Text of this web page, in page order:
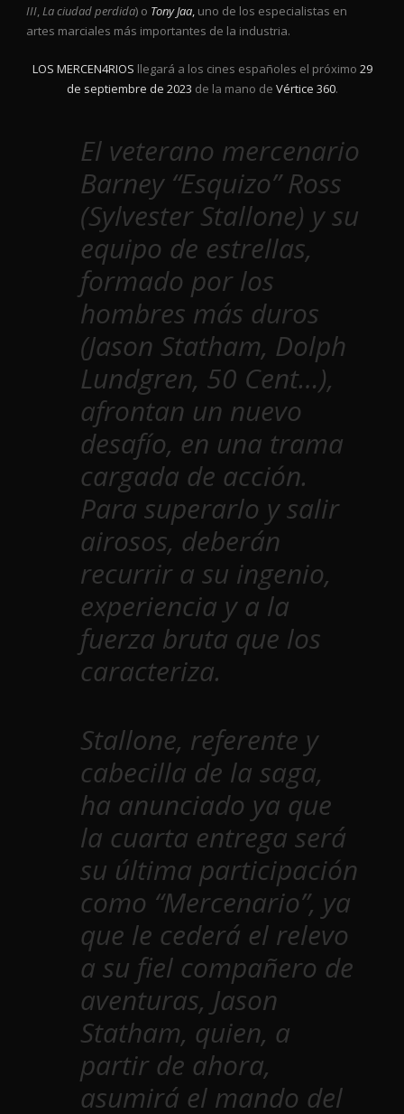
III,La ciudad perdida) o Tony Jaa, uno de los especialistas en
artes marciales más importantes de la industria.
LOS MERCEN4RIOS llegará a los cines españoles el próximo 29
de septiembre de 2023 de la mano de Vértice 360.
El veterano mercenario
Barney “Esquizo” Ross
(Sylvester Stallone) y su
equipo de estrellas,
formado por los
hombres más duros
(Jason Statham, Dolph
Lundgren, 50 Cent…),
afrontan un nuevo
desafío, en una trama
cargada de acción.
Para superarlo y salir
airosos, deberán
recurrir a su ingenio,
experiencia y a la
fuerza bruta que los
caracteriza.
Stallone, referente y
cabecilla de la saga,
ha anunciado ya que
la cuarta entrega será
su última participación
como “Mercenario”, ya
que le cederá el relevo
a su fiel compañero de
aventuras, Jason
Statham, quien, a
partir de ahora,
asumirá el mando del